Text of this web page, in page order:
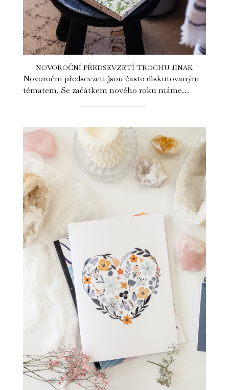
NOVOROČNÍ PŘEDSEVZETÍ TROCHU JINAK
Novoroční předsevzetí jsou často diskutovaným
tématem. Se začátkem nového roku máme